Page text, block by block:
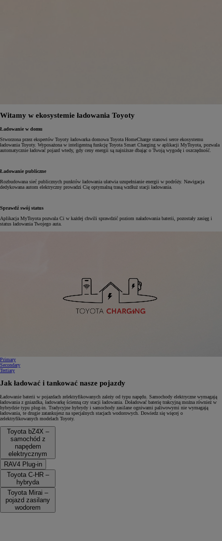
Witamy w ekosystemie ładowania Toyoty
Ładowanie w domu
Stworzona przez ekspertów Toyoty ładowarka domowa Toyota HomeCharge stanowi serce ekosystemu
ładowania Toyoty. Wyposażona w inteligentną funkcję Toyota Smart Charging w aplikacji MyToyota, pozwala
automatycznie ładować pojazd wtedy, gdy ceny energii są najniższe dbając o Twoją wygodę i oszczędność.
Ładowanie publiczne
Rozbudowana sieć publicznych punktów ładowania ułatwia uzupełnianie energii w podróży. Nawigacja
dedykowana autom elektryczny prowadzi Cię optymalną trasą wzdłuż stacji ładowania.
Sprawdź swój status
Aplikacja MyToyota pozwala Ci w każdej chwili sprawdzić poziom naładowania baterii, pozostały zasięg i
status ładowania Twojego auta.
Primary
Secondary
Tertiary
Jak ładować i tankować nasze pojazdy
Ładowanie baterii w pojazdach zelektryfikowanych zależy od typu napędu. Samochody elektryczne wymagają
ładowania z gniazdka, ładowarkę ścienną czy stacji ładowania. Doładować baterię trakcyjną można również w
hybrydzie typu plug-in. Tradycyjne hybrydy i samochody zasilane ogniwami paliwowymi nie wymagają
ładowania, te drugie zatankujesz na specjalnych stacjach wodorowych. Dowiedz się więcej o
zelektryfikowanych modelach Toyoty.
Toyota bZ4X –
samochód z
napędem
elektrycznym
RAV4 Plug-in
Toyota C-HR –
hybryda
Toyota Mirai –
pojazd zasilany
wodorem